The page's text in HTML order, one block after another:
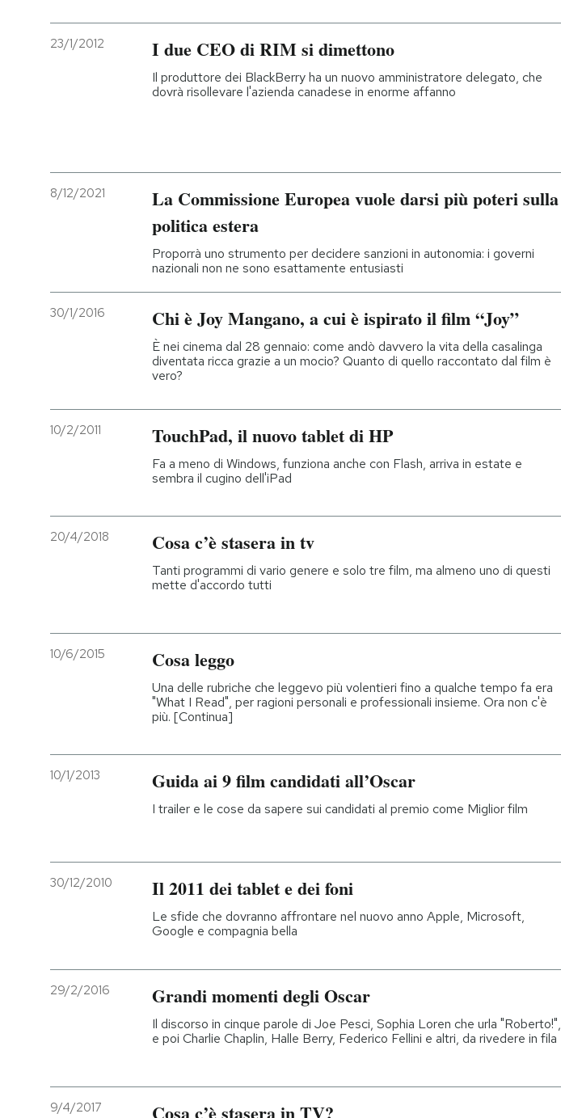
23/1/2012 I due CEO di RIM si dimettono
Il produttore dei BlackBerry ha un nuovo amministratore delegato, che
dovrà risollevare l'azienda canadese in enorme affanno
8/12/2021
La Commissione Europea vuole darsi più poteri sulla
politica estera
Proporrà uno strumento per decidere sanzioni in autonomia: i governi
nazionali non ne sono esattamente entusiasti
30/1/2016 Chi è Joy Mangano, a cui è ispirato il film “Joy”
È nei cinema dal 28 gennaio: come andò davvero la vita della casalinga
diventata ricca grazie a un mocio? Quanto di quello raccontato dal film è
vero?
10/2/2011 TouchPad, il nuovo tablet di HP
Fa a meno di Windows, funziona anche con Flash, arriva in estate e
sembra il cugino dell'iPad
20/4/2018 Cosa c’è stasera in tv
Tanti programmi di vario genere e solo tre film, ma almeno uno di questi
mette d'accordo tutti
10/6/2015 Cosa leggo
Una delle rubriche che leggevo più volentieri fino a qualche tempo fa era
"What I Read", per ragioni personali e professionali insieme. Ora non c'è
più. [Continua]
10/1/2013 Guida ai 9 film candidati all’Oscar
I trailer e le cose da sapere sui candidati al premio come Miglior film
30/12/2010 Il 2011 dei tablet e dei foni
Le sfide che dovranno affrontare nel nuovo anno Apple, Microsoft,
Google e compagnia bella
29/2/2016 Grandi momenti degli Oscar
Il discorso in cinque parole di Joe Pesci, Sophia Loren che urla "Roberto!",
e poi Charlie Chaplin, Halle Berry, Federico Fellini e altri, da rivedere in fila
9/4/2017 Cosa c’è stasera in TV?